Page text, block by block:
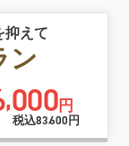
抑えて
ン
,000円
税込83,600円